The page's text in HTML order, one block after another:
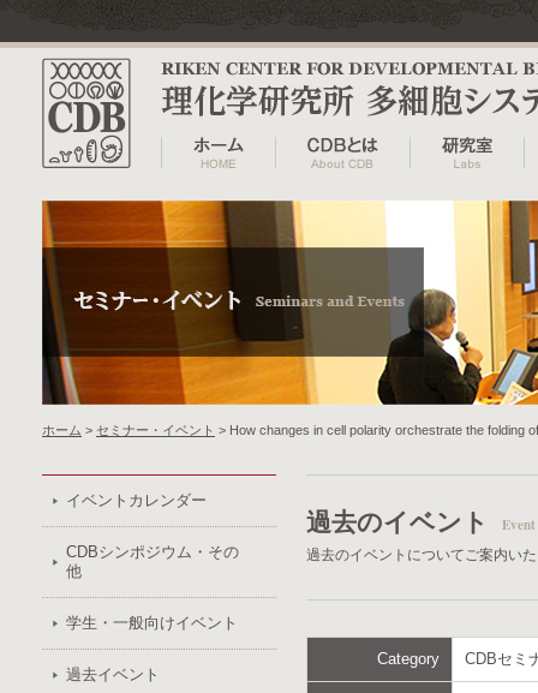
ホーム > セミナー・イベント > How changes in cell polarity orchestrate the folding
イベントカレンダー
CDBシンポジウム・その
他
学生・一般向けイベント
過去イベント
過去のイベント
過去のイベントについてご案内い
Category CDBセミ